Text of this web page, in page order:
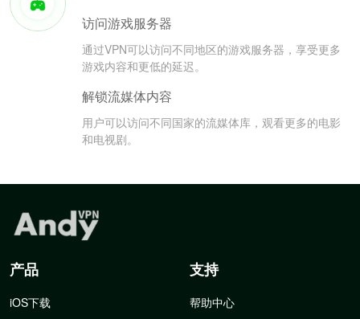
访问游戏服务器
通过VPN可以访问不同地区的游戏服务器，享受更多
游戏内容和更低的延迟。
解锁流媒体内容
用户可以访问不同国家的流媒体库，观看更多的电影
和电视剧。
产品
iOS下载
支持
帮助中心